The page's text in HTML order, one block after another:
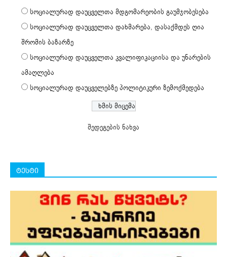
სოციალურად დაუცველთა მდგომარეობის გაუმჯობესება
სოციალურად დაუცველთა დახმარება, დასაქმდეს ღია
შრომის ბაზარზე
სოციალურად დაუცველთა კვალიფიკაციისა და უნარების
ამაღლება
სოციალურად დაუცველებზე პოლიტიკური ზემოქმედება
შედეგების ნახვა
ტესტი